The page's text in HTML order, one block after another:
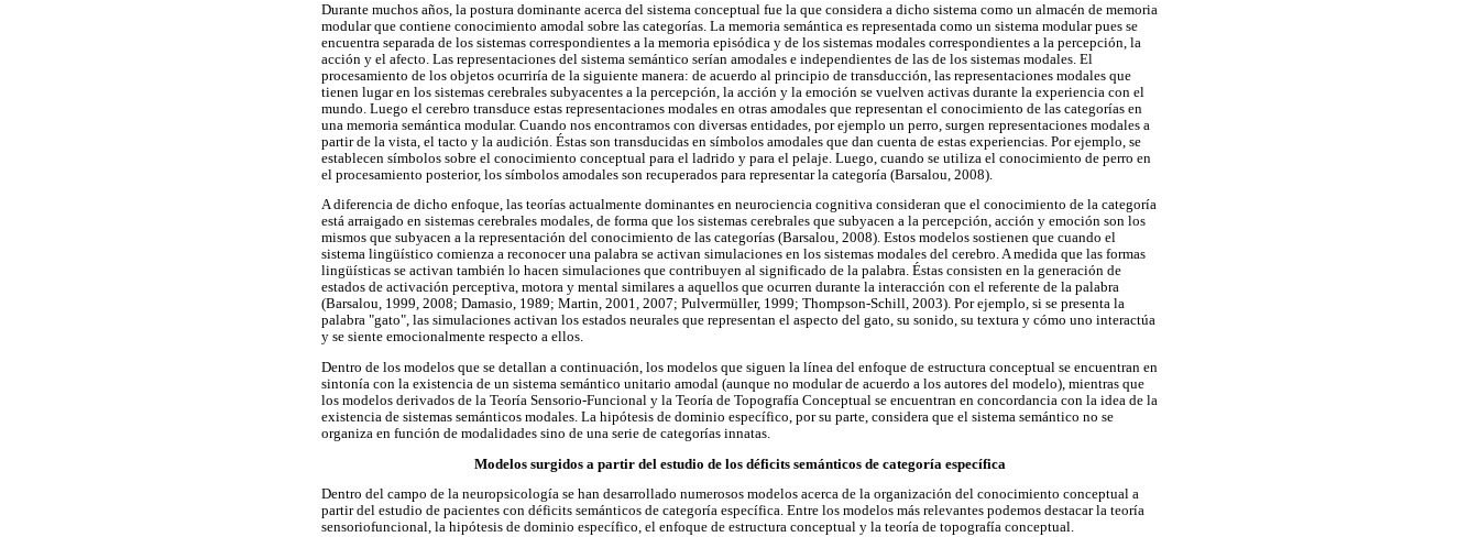
Durante muchos años, la postura dominante acerca del sistema conceptual fue la que considera a dicho sistema como un almacén de memoria
modular que contiene conocimiento amodal sobre las categorías. La memoria semántica es representada como un sistema modular pues se
encuentra separada de los sistemas correspondientes a la memoria episódica y de los sistemas modales correspondientes a la percepción, la
acción y el afecto. Las representaciones del sistema semántico serían amodales e independientes de las de los sistemas modales. El
procesamiento de los objetos ocurriría de la siguiente manera: de acuerdo al principio de transducción, las representaciones modales que
tienen lugar en los sistemas cerebrales subyacentes a la percepción, la acción y la emoción se vuelven activas durante la experiencia con el
mundo. Luego el cerebro transduce estas representaciones modales en otras amodales que representan el conocimiento de las categorías en
una memoria semántica modular. Cuando nos encontramos con diversas entidades, por ejemplo un perro, surgen representaciones modales a
partir de la vista, el tacto y la audición. Éstas son transducidas en símbolos amodales que dan cuenta de estas experiencias. Por ejemplo, se
establecen símbolos sobre el conocimiento conceptual para el ladrido y para el pelaje. Luego, cuando se utiliza el conocimiento de perro en
el procesamiento posterior, los símbolos amodales son recuperados para representar la categoría (Barsalou, 2008).
A diferencia de dicho enfoque, las teorías actualmente dominantes en neurociencia cognitiva consideran que el conocimiento de la categoría
está arraigado en sistemas cerebrales modales, de forma que los sistemas cerebrales que subyacen a la percepción, acción y emoción son los
mismos que subyacen a la representación del conocimiento de las categorías (Barsalou, 2008). Estos modelos sostienen que cuando el
sistema lingüístico comienza a reconocer una palabra se activan simulaciones en los sistemas modales del cerebro. A medida que las formas
lingüísticas se activan también lo hacen simulaciones que contribuyen al significado de la palabra. Éstas consisten en la generación de
estados de activación perceptiva, motora y mental similares a aquellos que ocurren durante la interacción con el referente de la palabra
(Barsalou, 1999, 2008; Damasio, 1989; Martin, 2001, 2007; Pulvermüller, 1999; Thompson-Schill, 2003). Por ejemplo, si se presenta la
palabra "gato", las simulaciones activan los estados neurales que representan el aspecto del gato, su sonido, su textura y cómo uno interactúa
y se siente emocionalmente respecto a ellos.
Dentro de los modelos que se detallan a continuación, los modelos que siguen la línea del enfoque de estructura conceptual se encuentran en
sintonía con la existencia de un sistema semántico unitario amodal (aunque no modular de acuerdo a los autores del modelo), mientras que
los modelos derivados de la Teoría Sensorio-Funcional y la Teoría de Topografía Conceptual se encuentran en concordancia con la idea de la
existencia de sistemas semánticos modales. La hipótesis de dominio específico, por su parte, considera que el sistema semántico no se
organiza en función de modalidades sino de una serie de categorías innatas.
Modelos surgidos a partir del estudio de los déficits semánticos de categoría específica
Dentro del campo de la neuropsicología se han desarrollado numerosos modelos acerca de la organización del conocimiento conceptual a
partir del estudio de pacientes con déficits semánticos de categoría específica. Entre los modelos más relevantes podemos destacar la teoría
sensoriofuncional, la hipótesis de dominio específico, el enfoque de estructura conceptual y la teoría de topografía conceptual.